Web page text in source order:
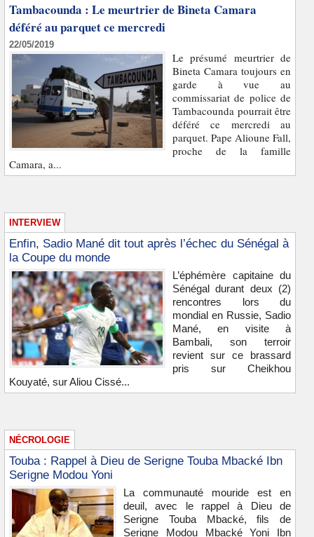
Tambacounda : Le meurtrier de Bineta Camara
déféré au parquet ce mercredi
22/05/2019
Le présumé meurtrier de
Bineta Camara toujours en
garde à vue au
commissariat de police de
Tambacounda pourrait être
déféré ce mercredi au
parquet. Pape Alioune Fall,
proche de la famille
Camara, a...
INTERVIEW
Enfin, Sadio Mané dit tout après l’échec du Sénégal à
la Coupe du monde
L’éphémère capitaine du
Sénégal durant deux (2)
rencontres lors du
mondial en Russie, Sadio
Mané, en visite à
Bambali, son terroir
revient sur ce brassard
pris sur Cheikhou
Kouyaté, sur Aliou Cissé...
NÉCROLOGIE
Touba : Rappel à Dieu de Serigne Touba Mbacké Ibn
Serigne Modou Yoni
La communauté mouride est en
deuil, avec le rappel à Dieu de
Serigne Touba Mbacké, fils de
Serigne Modou Mbacké Yoni Ibn